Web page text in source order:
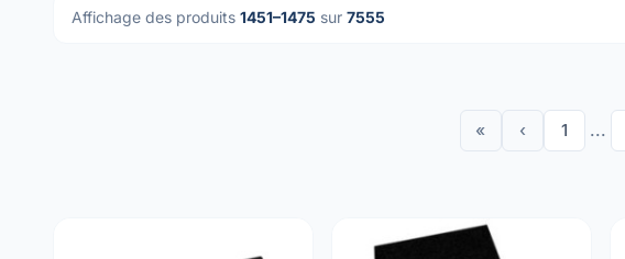
Affichage des produits 1451–1475 sur 7555
« ‹ 1 ...